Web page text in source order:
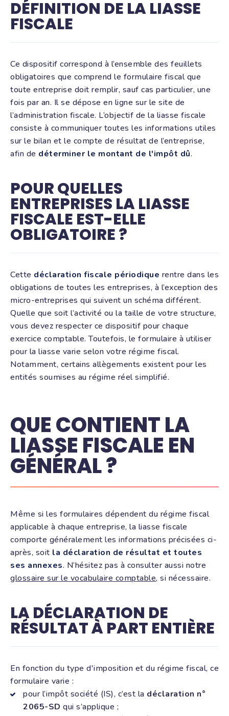
DÉFINITION DE LA LIASSE
FISCALE
Ce dispositif correspond à l’ensemble des feuillets
obligatoires que comprend le formulaire fiscal que
toute entreprise doit remplir, sauf cas particulier, une
fois par an. Il se dépose en ligne sur le site de
l’administration fiscale. L’objectif de la liasse fiscale
consiste à communiquer toutes les informations utiles
sur le bilan et le compte de résultat de l’entreprise,
afin de déterminer le montant de l'impôt dû.
POUR QUELLES
ENTREPRISES LA LIASSE
FISCALE EST-ELLE
OBLIGATOIRE ?
Cette déclaration fiscale périodique rentre dans les
obligations de toutes les entreprises, à l’exception des
micro-entreprises qui suivent un schéma différent.
Quelle que soit l’activité ou la taille de votre structure,
vous devez respecter ce dispositif pour chaque
exercice comptable. Toutefois, le formulaire à utiliser
pour la liasse varie selon votre régime fiscal.
Notamment, certains allègements existent pour les
entités soumises au régime réel simplifié.
QUE CONTIENT LA
LIASSE FISCALE EN
GÉNÉRAL ?
Même si les formulaires dépendent du régime fiscal
applicable à chaque entreprise, la liasse fiscale
comporte généralement les informations précisées ci-
après, soit la déclaration de résultat et toutes
ses annexes. N‘hésitez pas à consulter aussi notre
glossaire sur le vocabulaire comptable, si nécessaire.
LA DÉCLARATION DE
RÉSULTAT À PART ENTIÈRE
En fonction du type d'imposition et du régime fiscal, ce
formulaire varie :
pour l’impôt société (IS), c’est la déclaration n°
2065-SD qui s’applique ;